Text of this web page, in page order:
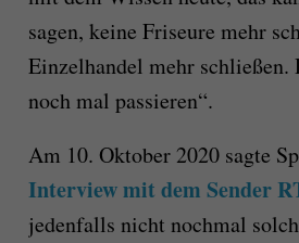
sagen, keine Friseure mehr
Einzelhandel mehr
noch mal passieren“.
Am 10. Oktober 2020 sagte
Interview mit dem Sender
jedenfalls nicht nochmal